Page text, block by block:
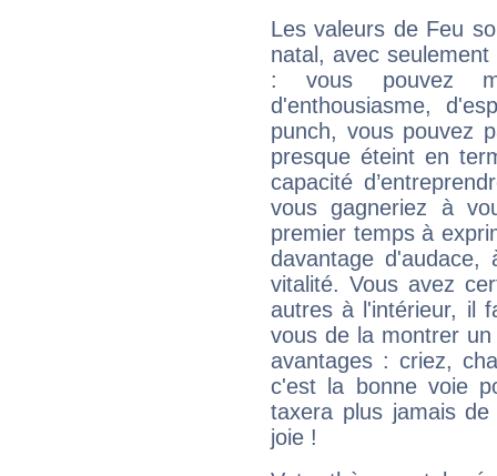
Les valeurs de Feu
natal, avec
: vous pouvez
d'enthousiasme,
punch, vous pouvez
presque éteint en
capacité
vous gagneriez à
premier temps à
davantage
vitalité. Vous avez
autres à l'intérieur, il
vous de la montrer
avantages : criez,
c'est la bonne voie
taxera plus jamais
joie !